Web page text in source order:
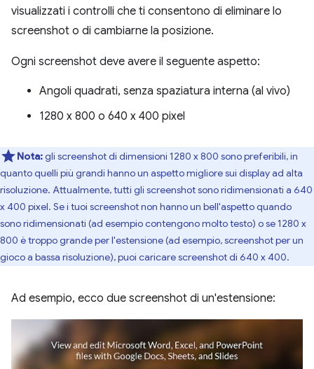
visualizzati i controlli che ti consentono di eliminare lo
screenshot o di cambiarne la posizione.
Ogni screenshot deve avere il seguente aspetto:
Angoli quadrati, senza spaziatura interna (al vivo)
1280 x 800 o 640 x 400 pixel
Nota:gli screenshot di dimensioni 1280 x 800 sono preferibili, in
quanto quelli più grandi hanno un aspetto migliore sui display ad alta
risoluzione. Attualmente, tutti gli screenshot sono ridimensionati a 640
x 400 pixel. Se i tuoi screenshot non hanno un bell'aspetto quando
sono ridimensionati (ad esempio contengono molto testo) o se 1280 x
800 è troppo grande per l'estensione (ad esempio, screenshot per un
gioco a bassa risoluzione), puoi caricare screenshot di 640 x 400.
Ad esempio, ecco due screenshot di un'estensione: